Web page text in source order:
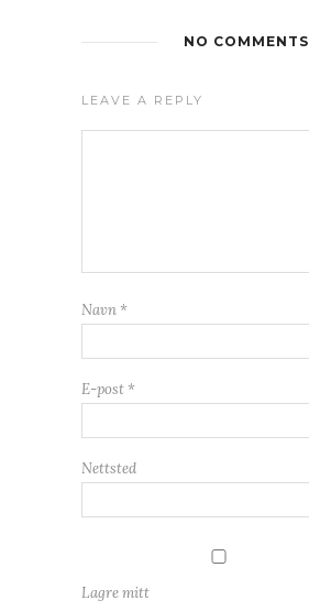
NO COMMENTS
LEAVE A REPLY
Navn *
E-post *
Nettsted
Lagre mitt